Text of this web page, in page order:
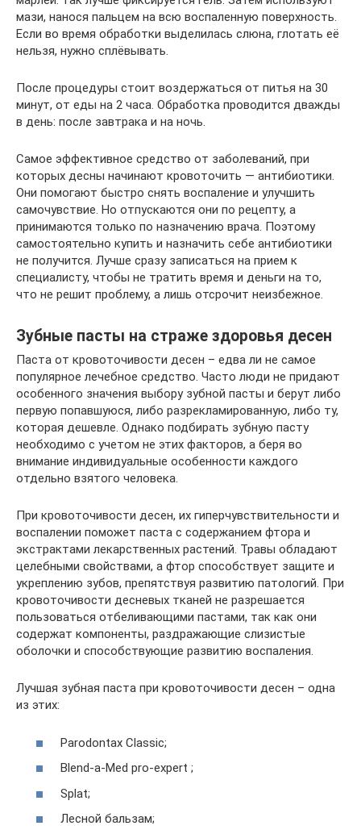
мази, нанося пальцем на всю воспаленную поверхность.
Если во время обработки выделилась слюна, глотать её
нельзя, нужно сплёвывать.
После процедуры стоит воздержаться от питья на 30
минут, от еды на 2 часа. Обработка проводится дважды
в день: после завтрака и на ночь.
Самое эффективное средство от заболеваний, при
которых десны начинают кровоточить — антибиотики.
Они помогают быстро снять воспаление и улучшить
самочувствие. Но отпускаются они по рецепту, а
принимаются только по назначению врача. Поэтому
самостоятельно купить и назначить себе антибиотики
не получится. Лучше сразу записаться на прием к
специалисту, чтобы не тратить время и деньги на то,
что не решит проблему, а лишь отсрочит неизбежное.
Зубные пасты на страже здоровья десен
Паста от кровоточивости десен – едва ли не самое
популярное лечебное средство. Часто люди не придают
особенного значения выбору зубной пасты и берут либо
первую попавшуюся, либо разрекламированную, либо ту,
которая дешевле. Однако подбирать зубную пасту
необходимо с учетом не этих факторов, а беря во
внимание индивидуальные особенности каждого
отдельно взятого человека.
При кровоточивости десен, их гиперчувствительности и
воспалении поможет паста с содержанием фтора и
экстрактами лекарственных растений. Травы обладают
целебными свойствами, а фтор способствует защите и
укреплению зубов, препятствуя развитию патологий. При
кровоточивости десневых тканей не разрешается
пользоваться отбеливающими пастами, так как они
содержат компоненты, раздражающие слизистые
оболочки и способствующие развитию воспаления.
Лучшая зубная паста при кровоточивости десен – одна
из этих:
Parodontax Classic;
Blend-a-Med pro-expert ;
Splat;
Лесной бальзам;